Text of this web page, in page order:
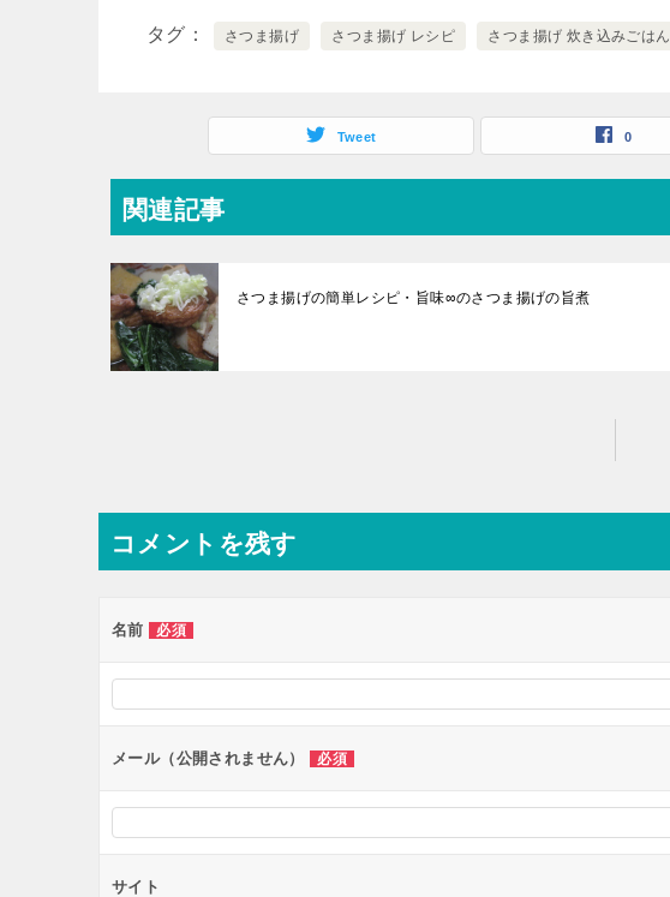
タグ さつま揚げ さつま揚げ レシピ さつま揚げ 炊き込みごはん
Tweet 0
関連記事
さつま揚げの簡単レシピ・旨味∞のさつま揚げの旨煮
ナ
ビ
ー
ョ
ン
コメントを残す
名前 必須
メール（公開されません） 必須
サイト